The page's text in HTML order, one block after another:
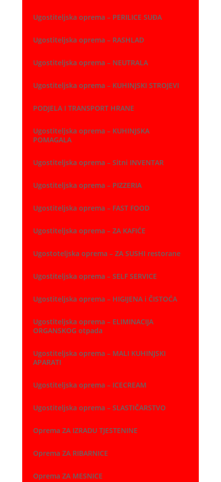
Ugostiteljska oprema – PERILICE SUĐA
Ugostiteljska oprema – RASHLAD
Ugostiteljska oprema – NEUTRALA
Ugostiteljska oprema – KUHINJSKI STROJEVI
PODJELA I TRANSPORT HRANE
Ugostiteljska oprema – KUHINJSKA
POMAGALA
Ugostiteljska oprema – Sitni INVENTAR
Ugostiteljska oprema – PIZZERIA
Ugostiteljska oprema – FAST FOOD
Ugostiteljska oprema – ZA KAFIĆE
Ugostoteljska oprema – ZA SUSHI restorane
Ugostiteljska oprema – SELF SERVICE
Ugostiteljska oprema – HIGIJENA i ČISTOĆA
Ugostiteljska oprema – ELIMINACIJA
ORGANSKOG otpada
Ugostiteljska oprema – MALI KUHINJSKI
APARATI
Ugostiteljska oprema – ICECREAM
Ugostiteljska oprema – SLASTIČARSTVO
Oprema ZA IZRADU TJESTENINE
Oprema ZA RIBARNICE
Oprema ZA MESNICE